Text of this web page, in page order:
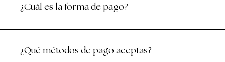
¿Cuál es la forma de pago?
¿Qué métodos de pago aceptas?